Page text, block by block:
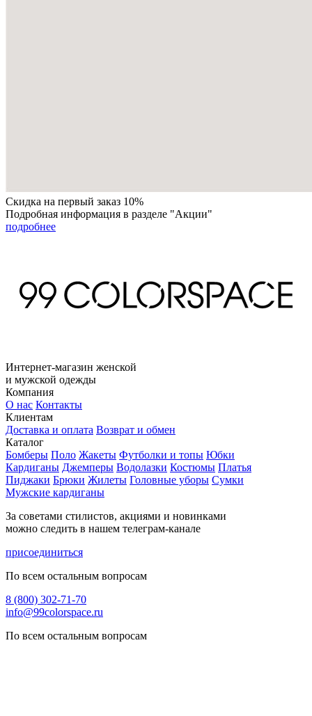
Скидка на первый заказ 10%
Подробная информация в разделе "Акции"
подробнее
Интернет-магазин женской
и мужской одежды
Компания
О нас Контакты
Клиентам
Доставка и оплата Возврат и обмен
Каталог
Бомберы Поло Жакеты Футболки и топы Юбки
Кардиганы Джемперы Водолазки Костюмы Платья
Пиджаки Брюки Жилеты Головные уборы Сумки
Мужские кардиганы
За советами стилистов, акциями и новинками
можно следить в нашем телеграм-канале
присоединиться
По всем остальным вопросам
8 (800) 302-71-70
info@99colorspace.ru
По всем остальным вопросам